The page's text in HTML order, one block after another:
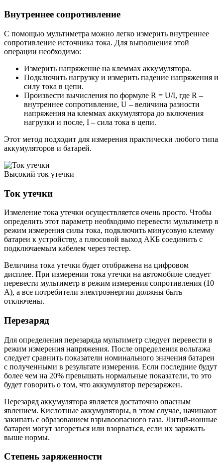
Внутреннее сопротивление
С помощью мультиметра можно легко измерить внутреннее
сопротивление источника тока. Для выполнения этой
операции необходимо:
Измерить напряжение на клеммах аккумулятора.
Подключить нагрузку и измерить падение напряжения и
силу тока в цепи.
Произвести вычисления по формуле R = U/I, где R –
внутреннее сопротивление, U – величина разности
напряжения на клеммах аккумулятора до включения
нагрузки и после, I – сила тока в цепи.
Этот метод подходит для измерения практически любого типа
аккумуляторов и батарей.
Высокий ток утечки
Ток утечки
Измеление тока утечки осуществляется очень просто. Чтобы
определить этот параметр необходимо перевести мультиметр в
режим измерения силы тока, подключить минусовую клемму
батареи к устройству, а плюсовой выход АКБ соединить с
подключаемым кабелем через тестер.
Величина тока утечки будет отображена на цифровом
дисплее. При измерении тока утечки на автомобиле следует
перевести мультиметр в режим измерения сопротивления (10
А), а все потребители электроэнергии должны быть
отключены.
Перезаряд
Для определения перезаряда мультиметр следует перевести в
режим измерения напряжения. После определения вольтажа
следует сравнить показатели номинального значения батареи
с полученными в результате измерения. Если последние будут
более чем на 20% превышать нормальные показатели, то это
будет говорить о том, что аккумулятор перезаряжен.
Перезаряд аккумулятора является достаточно опасным
явлением. Кислотные аккумуляторы, в этом случае, начинают
закипать с образованием взрывоопасного газа. Литий-ионные
батареи могут загореться или взорваться, если их заряжать
выше нормы.
Степень заряженности